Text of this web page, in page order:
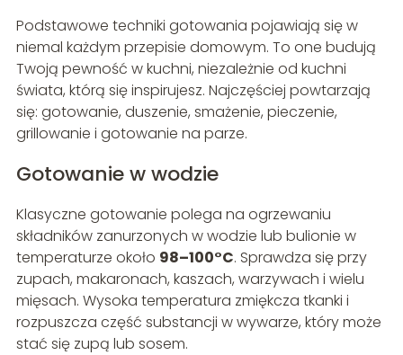
Podstawowe techniki gotowania pojawiają się w
niemal każdym przepisie domowym. To one budują
Twoją pewność w kuchni, niezależnie od kuchni
świata, którą się inspirujesz. Najczęściej powtarzają
się: gotowanie, duszenie, smażenie, pieczenie,
grillowanie i gotowanie na parze.
Gotowanie w wodzie
Klasyczne gotowanie polega na ogrzewaniu
składników zanurzonych w wodzie lub bulionie w
temperaturze około 98–100°C. Sprawdza się przy
zupach, makaronach, kaszach, warzywach i wielu
mięsach. Wysoka temperatura zmiękcza tkanki i
rozpuszcza część substancji w wywarze, który może
stać się zupą lub sosem.